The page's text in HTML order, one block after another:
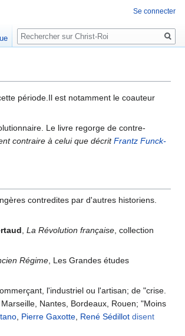
période.Il est notamment le coauteur
Le livre regorge de contre-
contraire à celui que décritFrantz Funck-
contredites par d'autres historiens.
,La Révolution française, collection
Régime, Les Grandes études
l'industriel ou l'artisan; de "crise.
Nantes, Bordeaux, Rouen; "Moins
, Pierre Gaxotte, René Sédillot disent
Se connecter
Rechercher